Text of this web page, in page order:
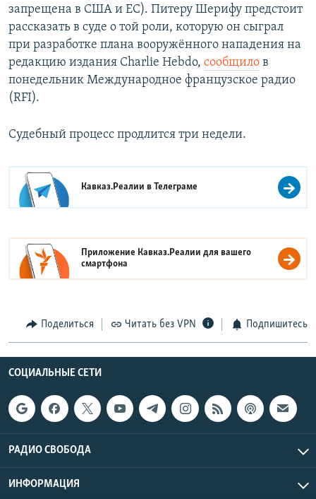
запрещена в США и ЕС). Питеру Шерифу предстоит
рассказать в суде о той роли, которую он сыграл
при разработке плана вооружённого нападения на
редакцию издания Charlie Hebdo, сообщило в
понедельник Международное французское радио
(RFI).
Судебный процесс продлится три недели.
Кавказ.Реалии вТелеграме
Приложение Кавказ.Реалии для вашего
смартфона
Поделиться Читать без VPN Подпишитесь
СОЦИАЛЬНЫЕ СЕТИ
РАДИО СВОБОДА
ИНФОРМАЦИЯ